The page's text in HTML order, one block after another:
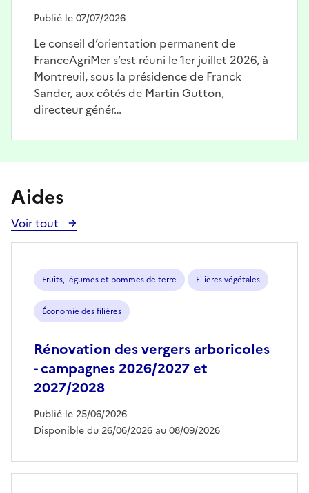
Publié le 07/07/2026
Le conseil d’orientation permanent de
FranceAgriMer s’est réuni le 1er juillet 2026, à
Montreuil, sous la présidence de Franck
Sander, aux côtés de Martin Gutton,
directeur génér…
Aides
Voir tout
Voir
toutes
aides
Fruits, légumes et pommes de terre Filières végétales
Économie des filières
Rénovation des vergers arboricoles
- campagnes 2026/2027 et
2027/2028
Publié le 25/06/2026
Disponible du 26/06/2026 au 08/09/2026